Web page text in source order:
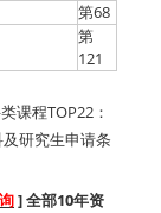
第68
第
121
课程TOP22：
研究生申请条
] 全部10年资